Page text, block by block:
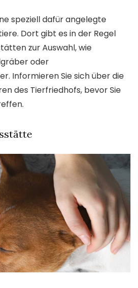
speziell dafür angelegte
Dort gibt es in der Regel
zur Auswahl, wie
oder
Informieren Sie sich über die
des Tierfriedhofs, bevor Sie